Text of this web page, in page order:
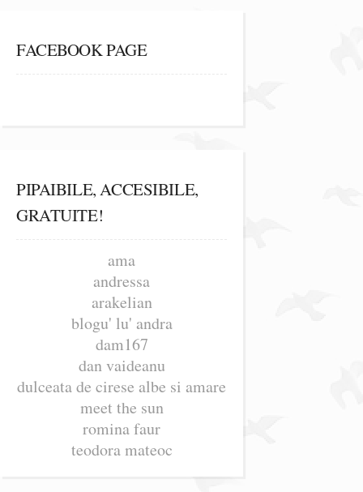
FACEBOOK PAGE
PIPAIBILE, ACCESIBILE,
GRATUITE!
ama
andressa
arakelian
blogu' lu' andra
dam167
dan vaideanu
dulceata de cirese albe si amare
meet the sun
romina faur
teodora mateoc